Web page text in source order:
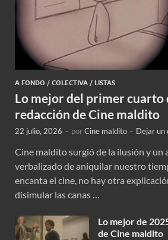
A FONDO / COLECTIVA / LISTAS
Lo mejor del primer cuarto
redacción de Cine maldito
22 julio, 2026 - porCine maldito - Dejar un
Cine maldito surgió de la ilusión y un
verbalizado de aniquilar nuestro
encanta el cine, no hay otra
disimular las canas …
Lo mejor de
de Cine maldito